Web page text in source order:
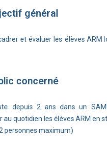
général
et évaluer les élèves ARM
concerné
depuis 2 ans dans un
au quotidien les élèves ARM en
personnes maximum)